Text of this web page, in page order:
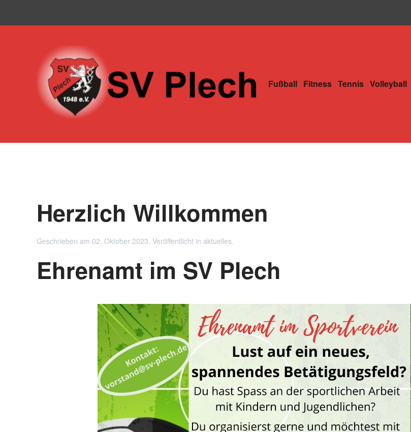
Skip to main content
Fußball Fitness Tennis Volleyball
Herzlich Willkommen
Geschrieben am 02. Oktober 2023. Veröffentlicht in aktuelles.
Ehrenamt im SV Plech